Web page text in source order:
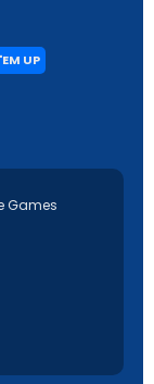
UP
Games